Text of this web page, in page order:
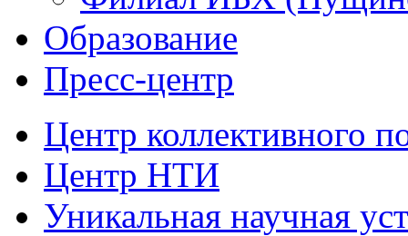
Образование
Пресс-центр
Центр коллективного
Центр НТИ
Уникальная научная